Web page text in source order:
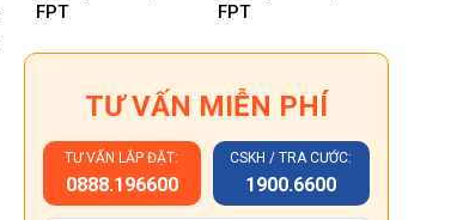
FPT
FPT
TƯ VẤN MIỄN PHÍ
TƯ VẤN LẮP ĐẶT:
0888.196600
CSKH / TRA CƯỚC:
1900.6600